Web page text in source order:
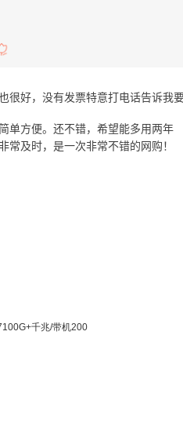
好，没有发票特意打电话告诉我
单方便。还不错，希望能多用两年
及时，是一次非常不错的网购！
千兆/带机200